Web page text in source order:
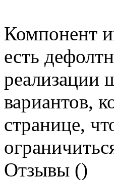
Компонент
есть
реализации
вариантов,
странице,
Отзывы ()